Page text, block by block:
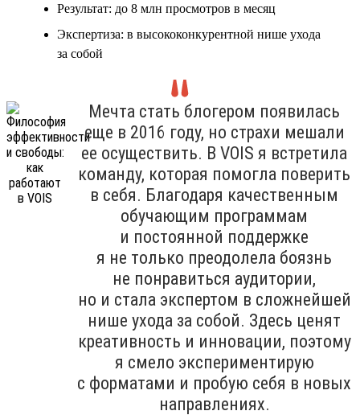
Результат: до 8 млн просмотров в месяц
Экспертиза: в высококонкурентной нише ухода
за собой
Мечта стать блогером появилась
еще в 2016 году, но страхи мешали
ее осуществить. В VOIS я встретила
команду, которая помогла поверить
в себя. Благодаря качественным
обучающим программам
и постоянной поддержке
я не только преодолела боязнь
не понравиться аудитории,
но и стала экспертом в сложнейшей
нише ухода за собой. Здесь ценят
креативность и инновации, поэтому
я смело экспериментирую
с форматами и пробую себя в новых
направлениях.